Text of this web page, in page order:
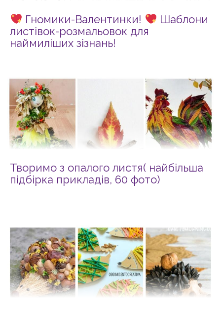
Гномики-Валентинки!
Шаблони
листівок-розмальовок для
наймиліших зізнань!
Творимо з опалого листя( найбільша
підбірка прикладів, 60 фото)